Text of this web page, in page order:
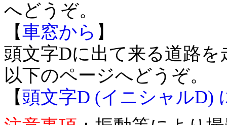
へどうぞ。
【車窓から 】
頭文字Dに出て来る道路
以下のページへどうぞ。
【頭文字D (イニシャルD)